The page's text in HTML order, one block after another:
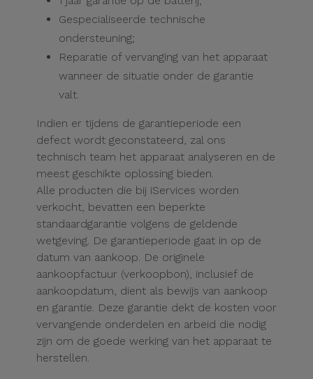
OnePlus
Google
TCL
Andere
merken
Bekijk
alles
Refurbished
Consoles
Hoofdtelefoons
Luidsprekers
en Bandjes
Telefoonketens
Gadgets
Hygiëne
en Huis
Portemonnees,
Tassen en
Koffers
Gespecialiseerde technische
ondersteuning;
Reparatie of vervanging van het apparaat
wanneer de situatie onder de garantie
valt.
Indien er tijdens de garantieperiode een
defect wordt geconstateerd, zal ons
technisch team het apparaat analyseren en de
meest geschikte oplossing bieden.
Alle producten die bij iServices worden
verkocht, bevatten een beperkte
standaardgarantie volgens de geldende
wetgeving. De garantieperiode gaat in op de
datum van aankoop. De originele
aankoopfactuur (verkoopbon), inclusief de
aankoopdatum, dient als bewijs van aankoop
en garantie. Deze garantie dekt de kosten voor
vervangende onderdelen en arbeid die nodig
zijn om de goede werking van het apparaat te
herstellen.